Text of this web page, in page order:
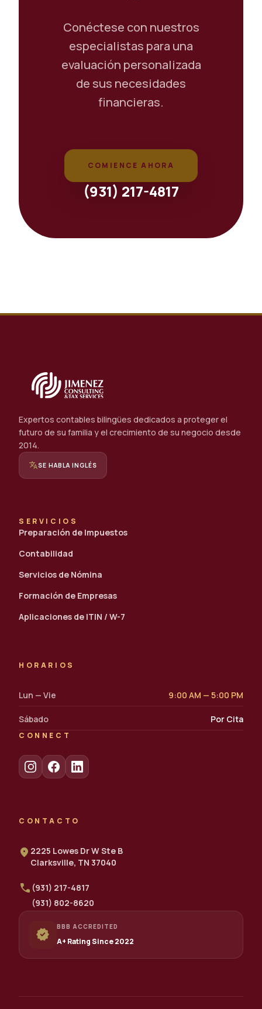
Conéctese con nuestros
especialistas para una
evaluación personalizada
de sus necesidades
financieras.
COMIENCE AHORA
(931) 217-4817
Expertos contables bilingües dedicados a proteger el
futuro de su familia y el crecimiento de su negocio desde
2014.
translateSE HABLA INGLÉS
SERVICIOS
Preparación de Impuestos
Contabilidad
Servicios de Nómina
Formación de Empresas
Aplicaciones de ITIN / W-7
HORARIOS
Lun — Vie 9:00 AM — 5:00 PM
Sábado Por Cita
CONNECT
CONTACTO
location_on 2225 Lowes Dr W Ste B
Clarksville, TN 37040
call (931) 217-4817
(931) 802-8620
verified
BBB ACCREDITED
A+ Rating Since 2022